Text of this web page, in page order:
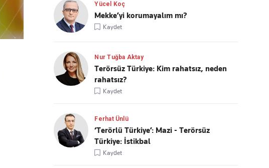
Yücel Koç
Mekke’yi korumayalım mı?
Kaydet
Nur Tuğba Aktay
Terörsüz Türkiye: Kim rahatsız, neden
rahatsız?
Kaydet
Ferhat Ünlü
‘Terörlü Türkiye’: Mazi - Terörsüz
Türkiye: İstikbal
Kaydet